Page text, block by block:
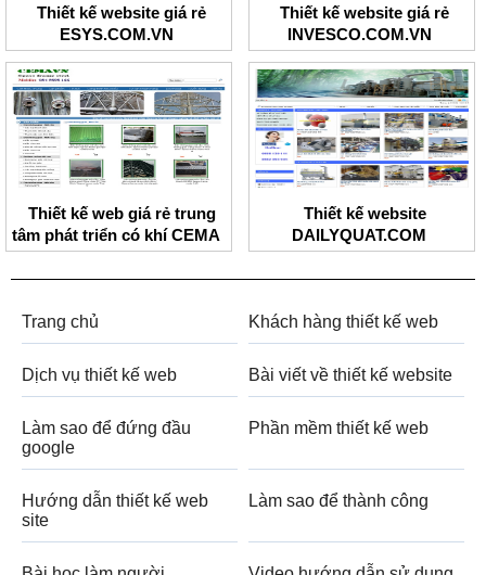
Thiết kế website giá rẻ
ESYS.COM.VN
Thiết kế website giá rẻ
INVESCO.COM.VN
Thiết kế web giá rẻ trung
tâm phát triển có khí CEMA
Thiết kế website
DAILYQUAT.COM
Trang chủ Khách hàng thiết kế web
Dịch vụ thiết kế web Bài viết về thiết kế website
Làm sao để đứng đầu
google
Phần mềm thiết kế web
Hướng dẫn thiết kế web
site
Làm sao để thành công